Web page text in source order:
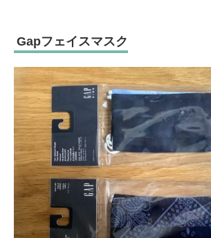
Gapフェイスマスク